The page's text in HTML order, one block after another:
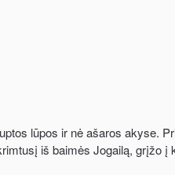
lūpos ir nė ašaros akyse.
iš baimės Jogailą, grįžo į